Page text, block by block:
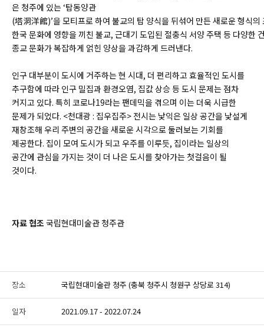
은 청주에 있는 ‘탑동양관
(塔洞洋館)’을 모티프로 하여 불교의 탑 양식을 뒤섞어 만든 새로운 형식의
한국 문화에 영향을 끼친 불교, 근대기 도입된 절충식 서양 주택 등 다양한
종교 문화가 복잡하게 얽힌 양상을 과감하게 드러낸다.
인구 대부분이 도시에 거주하는 현 시대, 더 편리하고 효율적인 도시를
추구함에 따라 인구 밀집과 환경오염, 집값 상승 등 도시 문제는 점차
커지고 있다. 특히 코로나19라는 팬데믹을 겪으며 이는 더욱 시급한
문제가 되었다. <천대광 : 집우집주> 전시는 낯익은 일상 공간을 낯설게
재창조해 우리 주변의 공간을 새로운 시각으로 둘러보는 기회를
제공한다. 집이 모여 도시가 되고 우주를 이루듯, 집이라는 일상의
공간에 관심을 가지는 것이 더 나은 도시를 찾아가는 첫걸음이 될
것이다.
자료 협조 국립현대미술관 청주관
장소 국립현대미술관 청주 (충북 청주시 청원구 상당로 314)
일자 2021.09.17 - 2022.07.24